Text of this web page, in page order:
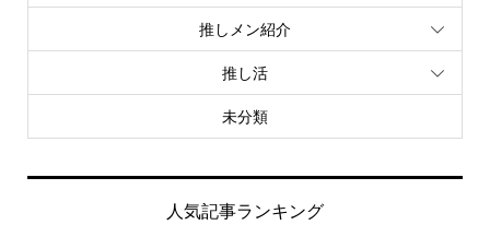
推しメン紹介
推し活
未分類
人気記事ランキング